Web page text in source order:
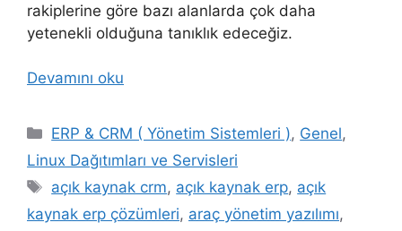
rakiplerine göre bazı alanlarda çok daha
yetenekli olduğuna tanıklık edeceğiz.
Devamını oku
Kategoriler
ERP & CRM ( Yönetim Sistemleri ), Genel,
Linux Dağıtımları ve Servisleri
Etiketler
açık kaynak crm, açık kaynak erp, açık
kaynak erp çözümleri, araç yönetim yazılımı,